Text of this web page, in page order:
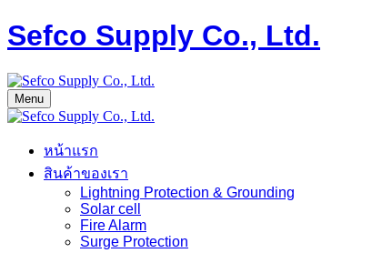
Sefco Supply Co., Ltd.
Menu
หน้าแรก
สินค้าของเรา
Lightning Protection & Grounding
Solar cell
Fire Alarm
Surge Protection